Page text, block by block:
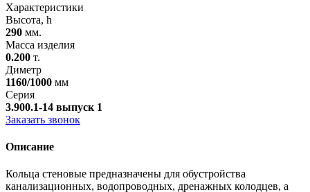
Характеристики
Высота, h
290 мм.
Масса изделия
0.200 т.
Диметр
1160/1000 мм
Серия
3.900.1-14 выпуск 1
Заказать звонок
Описание
Кольца стеновые предназначены для обустройства
канализационных, водопроводных, дренажных колодцев, а